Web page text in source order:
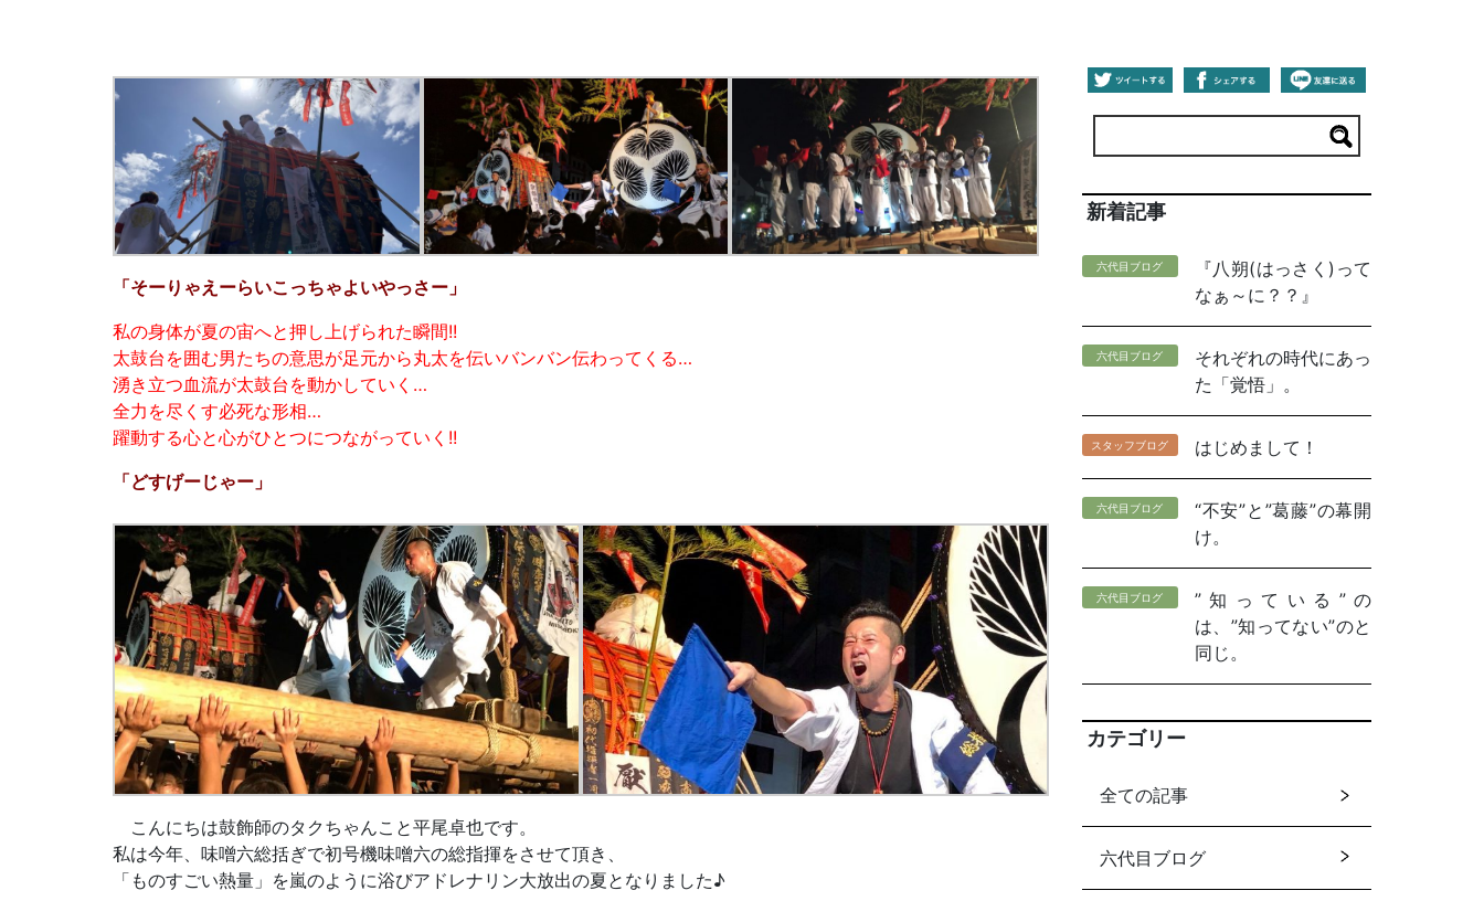
「そーりゃえーらいこっちゃよいやっさー」
私の身体が夏の宙へと押し上げられた瞬間!!
太鼓台を囲む男たちの意思が足元から丸太を伝いバンバン伝わってくる…
湧き立つ血流が太鼓台を動かしていく …
全力を尽くす必死な形相…
躍動する心と心がひとつにつながっていく !!
「どすげーじゃー」
こんにちは鼓飾師のタクちゃんこと平尾卓也です。
私は今年、味噌六総括ぎで初号機味噌六の総指揮をさせて頂き、
「ものすごい熱量」を嵐のように浴びアドレナリン大放出の夏となりました♪
新着記事
六代目ブログ
『八朔(はっさく)って
なぁ～に？？』
六代目ブログ
それぞれの時代にあっ
た「覚悟」。
スタッフブログ はじめまして！
六代目ブログ
“不安”と”葛藤”の幕開
け。
六代目ブログ
”知っている”の
は、”知ってない”のと
同じ。
カテゴリー
全ての記事
六代目ブログ